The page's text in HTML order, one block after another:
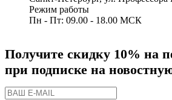
Режим работы
Пн - Пт: 09.00 - 18.00 МСК
Получите скидку 10% на
при подписке на